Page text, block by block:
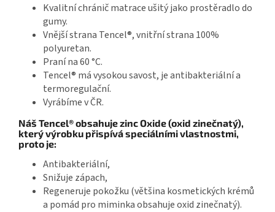
Kvalitní chránič matrace ušitý jako prostěradlo do
gumy.
Vnější strana Tencel®, vnitřní strana 100%
polyuretan.
Praní na 60 °C.
Tencel® má vysokou savost, je antibakteriální a
termoregulační.
Vyrábíme v ČR.
Náš Tencel® obsahuje zinc Oxide (oxid zinečnatý),
který výrobku přispívá speciálními vlastnostmi,
proto je:
Antibakteriální,
Snižuje zápach,
Regeneruje pokožku (většina kosmetických krémů
a pomád pro miminka obsahuje oxid zinečnatý).